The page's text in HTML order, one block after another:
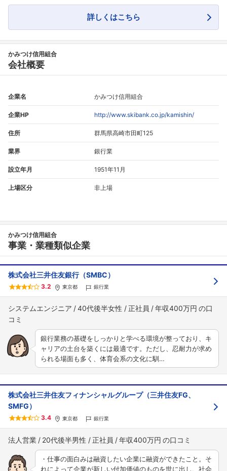
フォローしました
こちらの企業もフォローしませんか？
詳しくはこちら
かみつけ信用組合
会社概要
企業名 かみつけ信用組合
企業HP http://www.skibank.co.jp/kamishin/
住所 群馬県高崎市田町125
業界 銀行業
設立年月 1951年11月
上場区分 非上場
かみつけ信用組合
事業・業種類似企業
株式会社三井住友銀行（SMBC）
3.2 東京都 銀行業
システムエンジニア 40代後半女性 正社員 年収400万円
銀行業務の基礎をしっかりと学べる環境が整っており、キ
ャリアの土台を築くには最適です。ただし、忍耐力が求め
られる場面も多く、体育会系の文化に馴…
株式会社三井住友フィナンシャルグループ（三井住友FG、
SMFG）
3.4 東京都 銀行業
法人営業 20代後半男性 正社員 年収400万円
・仕事の面白みは融資したい企業に融資ができたこと。そ
れによって企業が新しい付加価値のものを世に出し、社会